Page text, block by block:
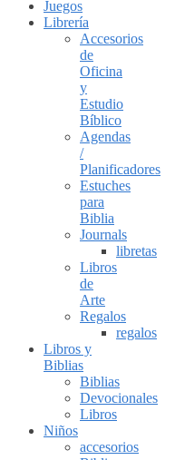
Juegos
Librería
Accesorios
de
Oficina
y
Estudio
Bíblico
Agendas
/
Planificadores
Estuches
para
Biblia
Journals
libretas
Libros
de
Arte
Regalos
regalos
Libros y
Biblias
Biblias
Devocionales
Libros
Niños
accesorios